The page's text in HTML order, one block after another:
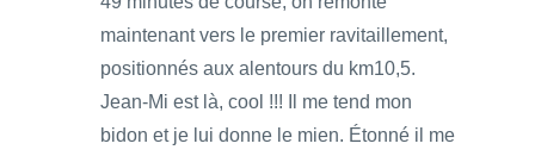
maintenant vers le premier ravitaillement,
positionnés aux alentours du km10,5.
Jean-Mi est là, cool !!! Il me tend mon
bidon et je lui donne le mien. Étonné il me